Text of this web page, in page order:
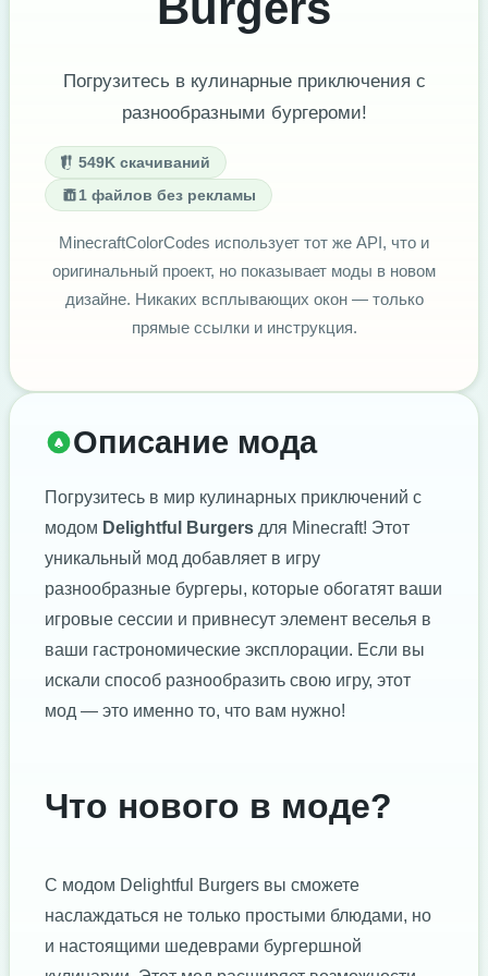
Погрузитесь в кулинарные приключения с
разнообразными бургероми!
549K скачиваний
1 файлов без рекламы
MinecraftColorCodes использует тот же API, что и
оригинальный проект, но показывает моды в новом
дизайне. Никаких всплывающих окон — только
прямые ссылки и инструкция.
Описание мода
Погрузитесь в мир кулинарных приключений с
модом Delightful Burgers для Minecraft! Этот
уникальный мод добавляет в игру
разнообразные бургеры, которые обогатят ваши
игровые сессии и привнесут элемент веселья в
ваши гастрономические эксплорации. Если вы
искали способ разнообразить свою игру, этот
мод — это именно то, что вам нужно!
Что нового в моде?
С модом Delightful Burgers вы сможете
наслаждаться не только простыми блюдами, но
и настоящими шедеврами бургершной